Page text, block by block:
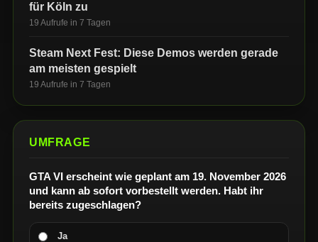
für Köln zu
19 Aufrufe in 7 Tagen
Steam Next Fest: Diese Demos werden gerade
am meisten gespielt
19 Aufrufe in 7 Tagen
UMFRAGE
GTA VI erscheint wie geplant am 19. November 2026
und kann ab sofort vorbestellt werden. Habt ihr
bereits zugeschlagen?
Ja